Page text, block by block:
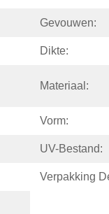
Gevouwen:
Dikte:
Materiaal:
Vorm:
UV-Bestand:
Verpakking